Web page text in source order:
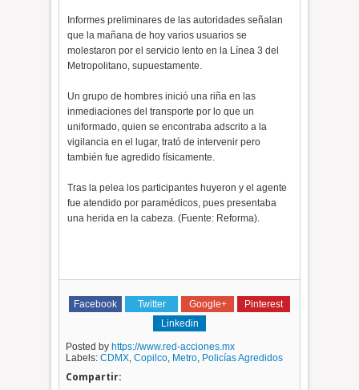
Informes preliminares de las autoridades señalan
que la mañana de hoy varios usuarios se
molestaron por el servicio lento en la Línea 3 del
Metropolitano, supuestamente.
Un grupo de hombres inició una riña en las
inmediaciones del transporte por lo que un
uniformado, quien se encontraba adscrito a la
vigilancia en el lugar, trató de intervenir pero
también fue agredido físicamente.
Tras la pelea los participantes huyeron y el agente
fue atendido por paramédicos, pues presentaba
una herida en la cabeza. (Fuente: Reforma).
Facebook Twitter Google+
Pinterest
Linkedin
Posted by https://www.red-acciones.mx
Labels:CDMX,Copilco, Metro, Policías Agredidos
Compartir: